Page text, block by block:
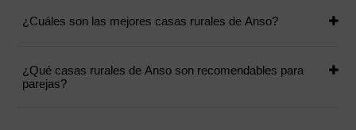
¿Cuáles son las mejores casas rurales de Anso?
¿Qué casas rurales de Anso son recomendables para
parejas?